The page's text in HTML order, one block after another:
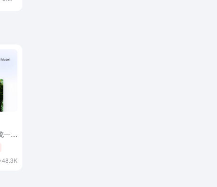
Aplicación de chat localizada
一多
48.3K